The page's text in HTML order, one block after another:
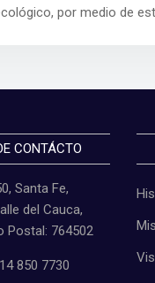
por medio de
CONTÁCTO
Santa Fe,
del Cauca,
Postal: 764502
850 7730